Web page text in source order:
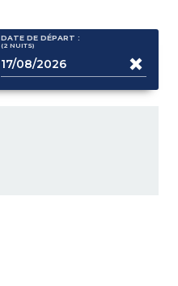
DATE DE DÉPART :
(2 NUITS)